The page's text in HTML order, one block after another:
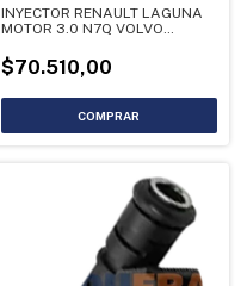
INYECTOR RENAULT LAGUNA
MOTOR 3.0 N7Q VOLVO
$70.510,00